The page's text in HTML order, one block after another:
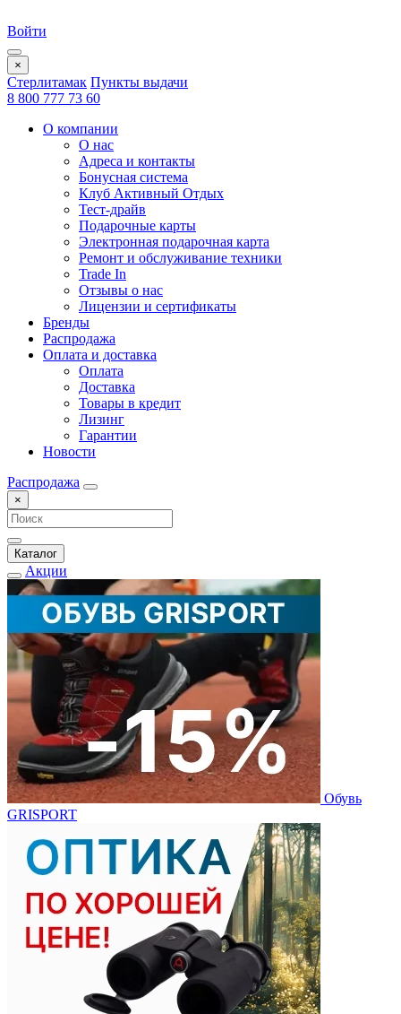
Войти
×
Стерлитамак Пункты выдачи
8 800 777 73 60
О компании
О нас
Адреса и контакты
Бонусная система
Клуб Активный Отдых
Тест-драйв
Подарочные карты
Электронная подарочная карта
Ремонт и обслуживание техники
Trade In
Отзывы о нас
Лицензии и сертификаты
Бренды
Распродажа
Оплата и доставка
Оплата
Доставка
Товары в кредит
Лизинг
Гарантии
Новости
Распродажа
×
Каталог
Акции
Обувь
GRISPORT